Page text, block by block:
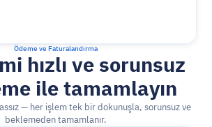
Ödeme ve Faturalandırma
hızlı ve sorunsuz
ile tamamlayın
— her işlem tek bir dokunuşla, sorunsuz ve
beklemeden tamamlanır.